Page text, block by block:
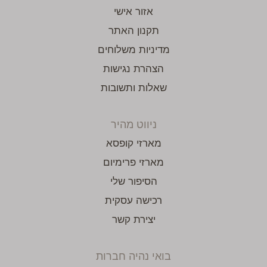
אזור אישי
תקנון האתר
מדיניות משלוחים
הצהרת נגישות
שאלות ותשובות
ניווט מהיר
מארזי קופסא
מארזי פרימיום
הסיפור שלי
רכישה עסקית
יצירת קשר
בואי נהיה חברות